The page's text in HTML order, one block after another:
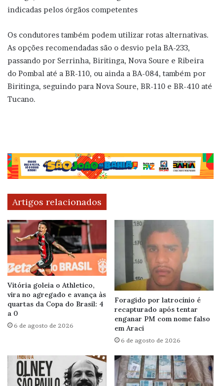
indicadas pelos órgãos competentes
Os condutores também podem utilizar rotas alternativas.
As opções recomendadas são o desvio pela BA-233,
passando por Serrinha, Biritinga, Nova Soure e Ribeira
do Pombal até a BR-110, ou ainda a BA-084, também por
Biritinga, seguindo para Nova Soure, BR-110 e BR-410 até
Tucano.
Artigos relacionados
Vitória goleia o Athletico,
vira no agregado e avança às
quartas da Copa do Brasil: 4
a 0
6 de agosto de 2026
Foragido por latrocínio é
recapturado após tentar
enganar PM com nome falso
em Araci
6 de agosto de 2026